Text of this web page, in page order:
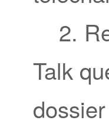
2.
Talk
dossier